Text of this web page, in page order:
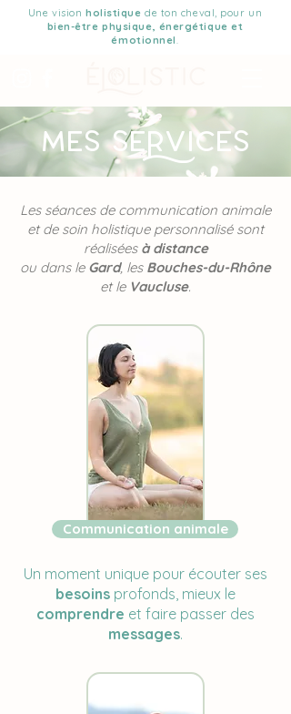
Une vision holistique de ton cheval, pour un
bien-être physique, énergétique et
émotionnel.
Mes sevices
Les séances de communication animale
et de soin holistique personnalisé sont
réalisées à distance
ou dans le Gard, les Bouches-du-Rhône
et le Vaucluse.
Communication animale
Un moment unique pour écouter ses
besoins profonds, mieux le
comprendre et faire passer des
messages.